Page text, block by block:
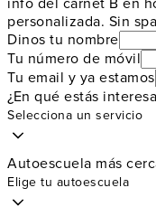
info del carnet B en
personalizada. Sin
Dinos tu nombre
Tu número de móvil
Tu email y ya estamos
¿En qué estás
Selecciona un servicio
Autoescuela más
Elige tu autoescuela